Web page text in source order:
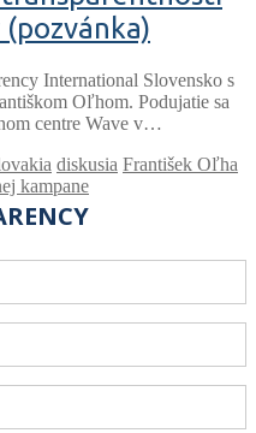
International Slovensko s
Oľhom. Podujatie sa
centre Wave v…
diskusia František Oľha
kampane